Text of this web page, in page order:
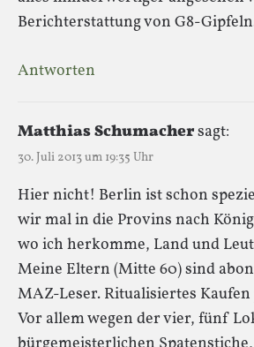
Berichterstattung von G8-
Antworten
Matthias Schumachersagt:
30. Juli 2013 um 19:35 Uhr
Hier nicht! Berlin ist schon
wir mal in die Provins nach
wo ich herkomme, Land und
Meine Eltern (Mitte 60) sind
MAZ-Leser. Ritualisiertes
Vor allem wegen der vier, fünf